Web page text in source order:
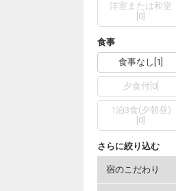
洋室または和室
0
食事
食事なし 1
夕食付 0]
1泊3食(夕朝昼)
0
さらに絞り込む
宿のこだわり